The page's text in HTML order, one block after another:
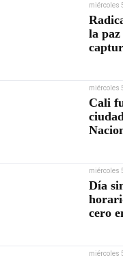
miércoles
la
miércoles
Cali
miércoles
Día
cero
miércoles